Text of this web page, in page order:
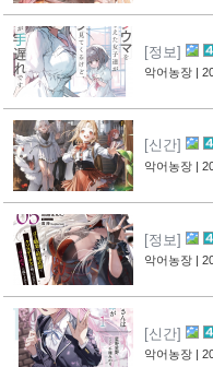
[정보]
힐끗힐끗
악어농장 |
[신간]
악어농장 |
[정보]
악어농장 |
[신간]
관심이
악어농장 |